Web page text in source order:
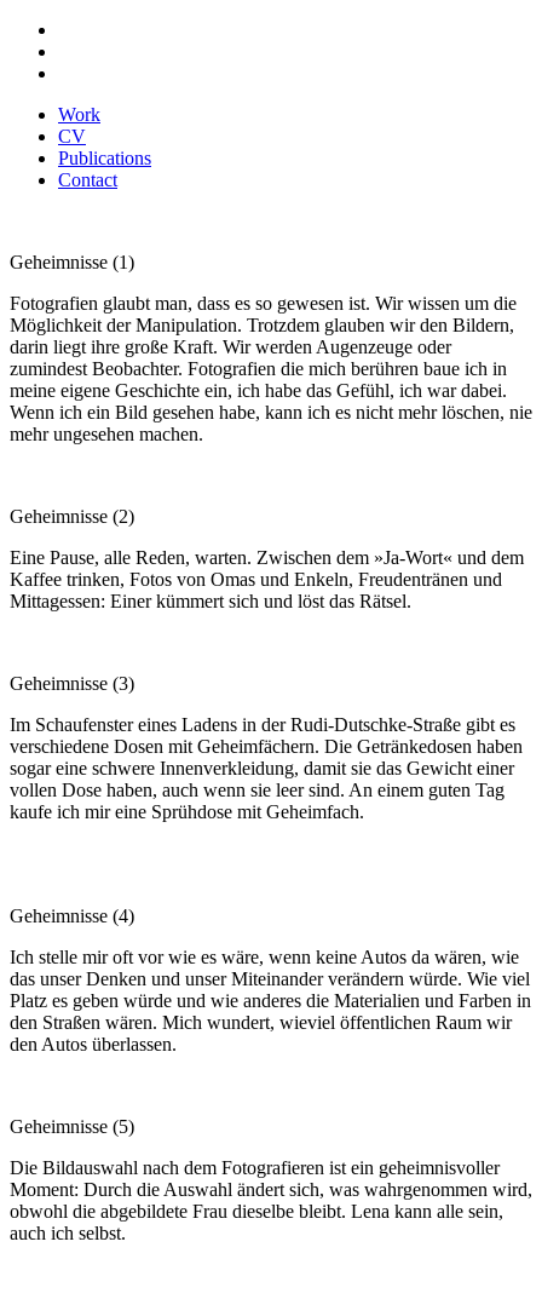
Work
CV
Publications
Contact
Geheimnisse (1)
Fotografien glaubt man, dass es so gewesen ist. Wir wissen um die
Möglichkeit der Manipulation. Trotzdem glauben wir den Bildern,
darin liegt ihre große Kraft. Wir werden Augenzeuge oder
zumindest Beobachter. Fotografien die mich berühren baue ich in
meine eigene Geschichte ein, ich habe das Gefühl, ich war dabei.
Wenn ich ein Bild gesehen habe, kann ich es nicht mehr löschen, nie
mehr ungesehen machen.
Geheimnisse (2)
Eine Pause, alle Reden, warten. Zwischen dem »Ja-Wort« und dem
Kaffee trinken, Fotos von Omas und Enkeln, Freudentränen und
Mittagessen: Einer kümmert sich und löst das Rätsel.
Geheimnisse (3)
Im Schaufenster eines Ladens in der Rudi-Dutschke-Straße gibt es
verschiedene Dosen mit Geheimfächern. Die Getränkedosen haben
sogar eine schwere Innenverkleidung, damit sie das Gewicht einer
vollen Dose haben, auch wenn sie leer sind. An einem guten Tag
kaufe ich mir eine Sprühdose mit Geheimfach.
Geheimnisse (4)
Ich stelle mir oft vor wie es wäre, wenn keine Autos da wären, wie
das unser Denken und unser Miteinander verändern würde. Wie viel
Platz es geben würde und wie anderes die Materialien und Farben in
den Straßen wären. Mich wundert, wieviel öffentlichen Raum wir
den Autos überlassen.
Geheimnisse (5)
Die Bildauswahl nach dem Fotografieren ist ein geheimnisvoller
Moment: Durch die Auswahl ändert sich, was wahrgenommen wird,
obwohl die abgebildete Frau dieselbe bleibt. Lena kann alle sein,
auch ich selbst.